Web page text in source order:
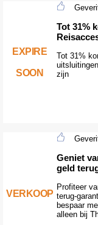
EXPIRE
SOON
Tot 31%
Tot 31%
zijn
VERKOOP
Geniet
geld
Profiteer
terug-
bespaar
alleen bij